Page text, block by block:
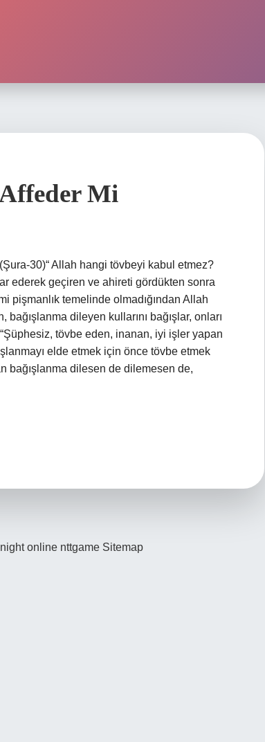
Affeder Mi
30)“ Allah hangi tövbeyi kabul etmez?
ederek geçiren ve ahireti gördükten sonra
pişmanlık temelinde olmadığından Allah
dileyen kullarını bağışlar, onları
tövbe eden, inanan, iyi işler yapan
elde etmek için önce tövbe etmek
bağışlanma dilesen de dilemesen de,
online nttgame Sitemap